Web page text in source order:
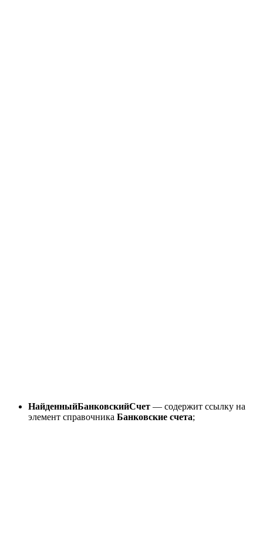
НайденныйБанковскийСчет — содержит ссылку на
элемент справочника Банковские счета;